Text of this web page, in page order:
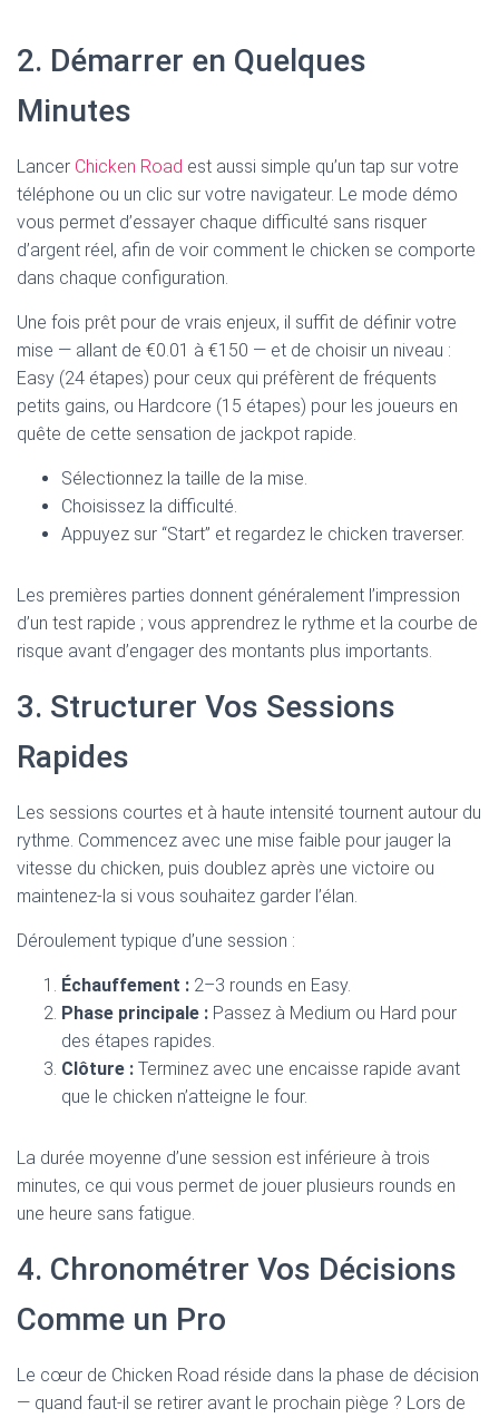
2. Démarrer en Quelques
Minutes
Lancer Chicken Road est aussi simple qu’un tap sur votre
téléphone ou un clic sur votre navigateur. Le mode démo
vous permet d’essayer chaque difficulté sans risquer
d’argent réel, afin de voir comment le chicken se comporte
dans chaque configuration.
Une fois prêt pour de vrais enjeux, il suffit de définir votre
mise — allant de €0.01 à €150 — et de choisir un niveau :
Easy (24 étapes) pour ceux qui préfèrent de fréquents
petits gains, ou Hardcore (15 étapes) pour les joueurs en
quête de cette sensation de jackpot rapide.
Sélectionnez la taille de la mise.
Choisissez la difficulté.
Appuyez sur “Start” et regardez le chicken traverser.
Les premières parties donnent généralement l’impression
d’un test rapide ; vous apprendrez le rythme et la courbe de
risque avant d’engager des montants plus importants.
3. Structurer Vos Sessions
Rapides
Les sessions courtes et à haute intensité tournent autour du
rythme. Commencez avec une mise faible pour jauger la
vitesse du chicken, puis doublez après une victoire ou
maintenez-la si vous souhaitez garder l’élan.
Déroulement typique d’une session :
Échauffement : 2–3 rounds en Easy.
Phase principale : Passez à Medium ou Hard pour
des étapes rapides.
Clôture : Terminez avec une encaisse rapide avant
que le chicken n’atteigne le four.
La durée moyenne d’une session est inférieure à trois
minutes, ce qui vous permet de jouer plusieurs rounds en
une heure sans fatigue.
4. Chronométrer Vos Décisions
Comme un Pro
Le cœur de Chicken Road réside dans la phase de décision
— quand faut‑il se retirer avant le prochain piège ? Lors de